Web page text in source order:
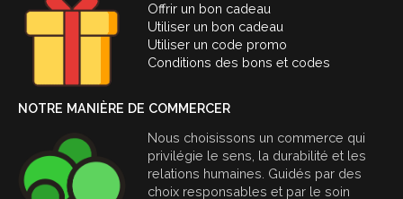
Offrir un bon cadeau
Utiliser un bon cadeau
Utiliser un code promo
Conditions des bons et codes
NOTRE MANIÈRE DE COMMERCER
Nous choisissons un commerce qui
privilégie le sens, la durabilité et les
relations humaines. Guidés par des
choix responsables et par le soin